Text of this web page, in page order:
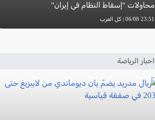
محاولات "إسقاط النظام في إيران"
23:51 06/08 | كل العرب
اخبار الرياضة